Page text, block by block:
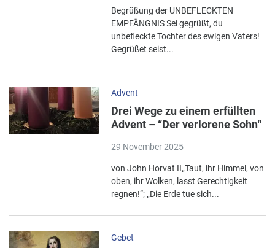
Begrüßung der UNBEFLECKTEN
EMPFÄNGNIS Sei gegrüßt, du
unbefleckte Tochter des ewigen Vaters!
Gegrüßet seist...
Advent
Drei Wege zu einem erfüllten
Advent – “Der verlorene Sohn“
29 November 2025
von John Horvat II„Taut, ihr Himmel, von
oben, ihr Wolken, lasst Gerechtigkeit
regnen!“; „Die Erde tue sich...
Gebet